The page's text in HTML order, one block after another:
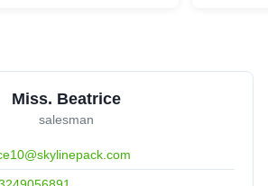
Miss. Beatrice
salesman